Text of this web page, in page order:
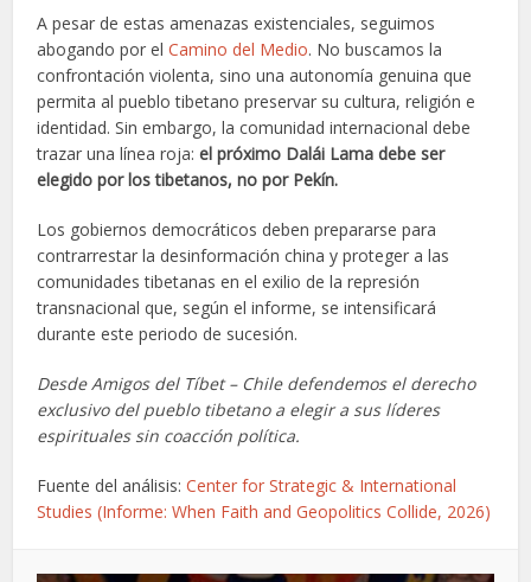
A pesar de estas amenazas existenciales, seguimos
abogando por elCamino del Medio. No buscamos la
confrontación violenta, sino una autonomía genuina que
permita al pueblo tibetano preservar su cultura, religión e
identidad. Sin embargo, la comunidad internacional debe
trazar una línea roja:el próximo Dalái Lama debe ser
elegido por los tibetanos, no por Pekín.
Los gobiernos democráticos deben prepararse para
contrarrestar la desinformación china y proteger a las
comunidades tibetanas en el exilio de la represión
transnacional que, según el informe, se intensificará
durante este periodo de sucesión.
Desde Amigos del Tíbet – Chile defendemos el derecho
exclusivo del pueblo tibetano a elegir a sus líderes
espirituales sin coacción política.
Fuente del análisis:Center for Strategic & International
Studies (Informe: When Faith and Geopolitics Collide, 2026)